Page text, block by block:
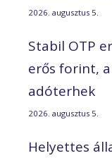
2026. augusztus 5.
Stabil OTP
erős forint,
adóterhek
2026. augusztus 5.
Helyettes